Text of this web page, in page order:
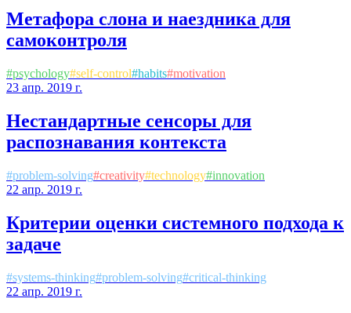
Метафора слона и наездника для
самоконтроля
#psychology#self-control#habits#motivation
23 апр. 2019 г.
Нестандартные сенсоры для
распознавания контекста
#problem-solving#creativity#technology#innovation
22 апр. 2019 г.
Критерии оценки системного подхода к
задаче
#systems-thinking#problem-solving#critical-thinking
22 апр. 2019 г.